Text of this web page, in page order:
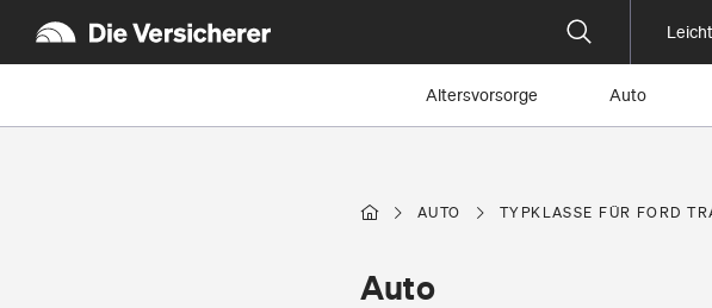
Altersvorsorge Auto
AUTO TYPKLASSE FÜR FORD
Auto